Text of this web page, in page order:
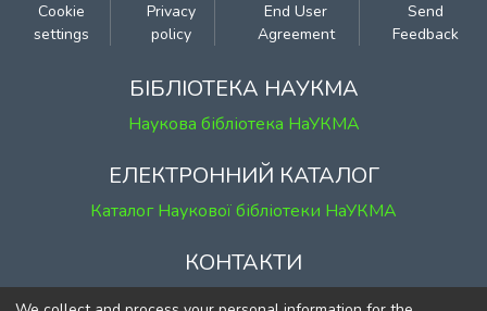
Cookie
settings
Privacy
policy
End User
Agreement
Send
Feedback
БІБЛІОТЕКА НАУКМА
Наукова бібліотека НаУКМА
ЕЛЕКТРОННИЙ КАТАЛОГ
Каталог Наукової бібліотеки НаУКМА
КОНТАКТИ
м. Київ, вул. Григорія Сковороди, 2